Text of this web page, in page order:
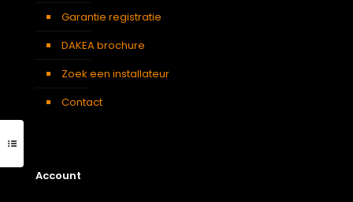
Garantie registratie
DAKEA brochure
Zoek een installateur
Contact
Account